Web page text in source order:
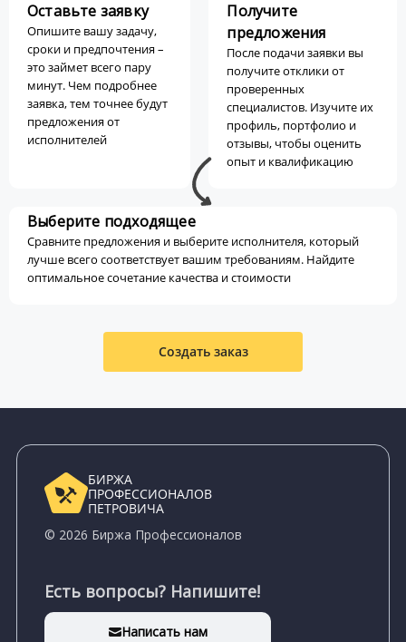
Оставьте заявку
Опишите вашу задачу,
сроки и предпочтения –
это займет всего пару
минут. Чем подробнее
заявка, тем точнее будут
предложения от
исполнителей
Получите
предложения
После подачи заявки вы
получите отклики от
проверенных
специалистов. Изучите их
профиль, портфолио и
отзывы, чтобы оценить
опыт и квалификацию
Выберите подходящее
Сравните предложения и выберите исполнителя, который
лучше всего соответствует вашим требованиям. Найдите
оптимальное сочетание качества и стоимости
Создать заказ
БИРЖА
ПРОФЕССИОНАЛОВ
ПЕТРОВИЧА
© 2026 Биржа Профессионалов
Есть вопросы? Напишите!
Написать нам